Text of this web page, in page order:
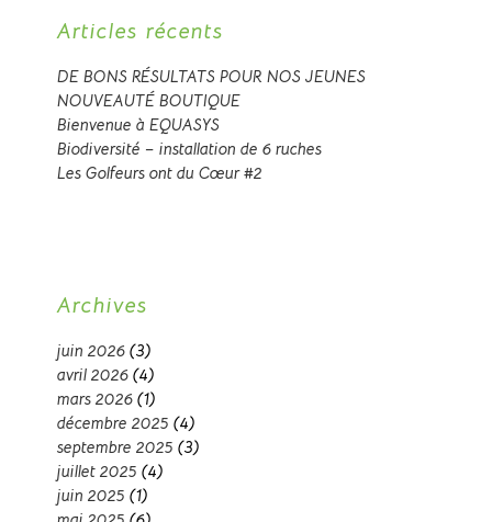
Articles récents
DE BONS RÉSULTATS POUR NOS JEUNES
NOUVEAUTÉ BOUTIQUE
Bienvenue à EQUASYS
Biodiversité – installation de 6 ruches
Les Golfeurs ont du Cœur #2
Archives
juin 2026 (3)
avril 2026 (4)
mars 2026 (1)
décembre 2025 (4)
septembre 2025 (3)
juillet 2025 (4)
juin 2025 (1)